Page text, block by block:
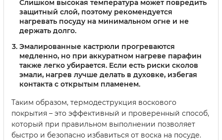
Слишком высокая температура может повредить
защитный слой, поэтому рекомендуется
нагревать посуду на минимальном огне и не
держать долго.
Эмалированные кастрюли прогреваются
медленно, но при аккуратном нагреве парафин
также легко убирается. Если есть риски сколов
эмали, нагрев лучше делать в духовке, избегая
контакта с открытым пламенем.
Таким образом, термодеструкция воскового
покрытия – это эффективный и проверенный способ,
который при правильном выполнении позволяет
быстро и безопасно избавиться от воска на посуде.